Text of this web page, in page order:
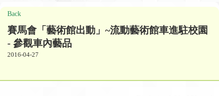
Back
賽馬會「藝術館出動」~流動藝術館車進駐校園
- 參觀車內藝品
2016-04-27